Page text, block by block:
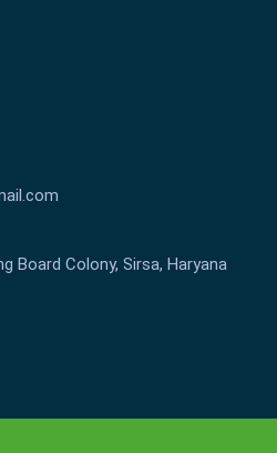
Board Colony, Sirsa, Haryana